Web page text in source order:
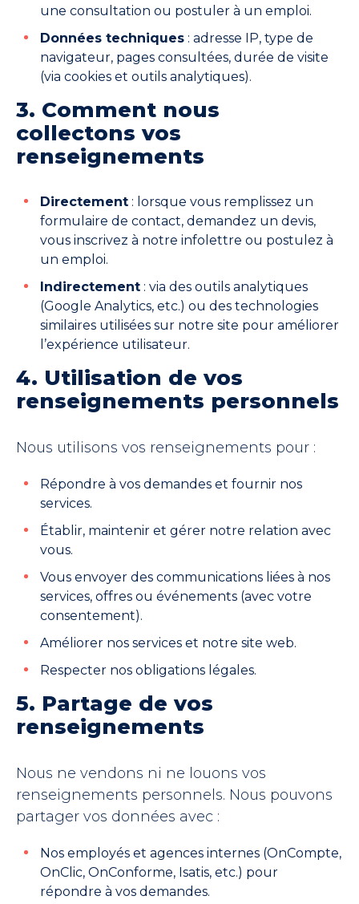
une consultation ou postuler à un emploi.
Données techniques : adresse IP, type de
navigateur, pages consultées, durée de visite
(via cookies et outils analytiques).
3. Comment nous
collectons vos
renseignements
Directement : lorsque vous remplissez un
formulaire de contact, demandez un devis,
vous inscrivez à notre infolettre ou postulez à
un emploi.
Indirectement : via des outils analytiques
(Google Analytics, etc.) ou des technologies
similaires utilisées sur notre site pour améliorer
l’expérience utilisateur.
4. Utilisation de vos
renseignements personnels
Nous utilisons vos renseignements pour :
Répondre à vos demandes et fournir nos
services.
Établir, maintenir et gérer notre relation avec
vous.
Vous envoyer des communications liées à nos
services, offres ou événements (avec votre
consentement).
Améliorer nos services et notre site web.
Respecter nos obligations légales.
5. Partage de vos
renseignements
Nous ne vendons ni ne louons vos
renseignements personnels. Nous pouvons
partager vos données avec :
Nos employés et agences internes (OnCompte,
OnClic, OnConforme, Isatis, etc.) pour
répondre à vos demandes.